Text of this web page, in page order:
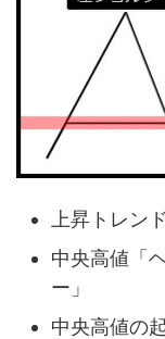
上昇トレン
中央高値「
ー」
中央高値の